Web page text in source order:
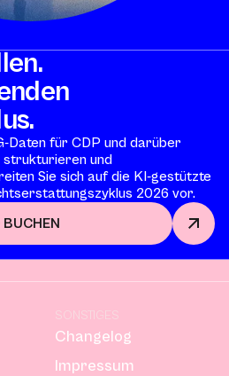
Daten für CDP und darüber
strukturieren und
Sie sich auf die KI-gestützte
2026 vor.
BUCHEN
SONSTIGES
Changelog
Impressum